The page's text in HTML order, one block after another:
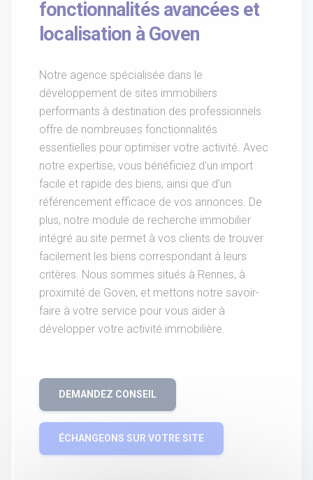
fonctionnalités avancées et
localisation à Goven
Notre agence spécialisée dans le
développement de sites immobiliers
performants à destination des professionnels
offre de nombreuses fonctionnalités
essentielles pour optimiser votre activité. Avec
notre expertise, vous bénéficiez d'un import
facile et rapide des biens, ainsi que d'un
référencement efficace de vos annonces. De
plus, notre module de recherche immobilier
intégré au site permet à vos clients de trouver
facilement les biens correspondant à leurs
critères. Nous sommes situés à Rennes, à
proximité de Goven, et mettons notre savoir-
faire à votre service pour vous aider à
développer votre activité immobilière.
DEMANDEZ CONSEIL
ÉCHANGEONS SUR VOTRE SITE